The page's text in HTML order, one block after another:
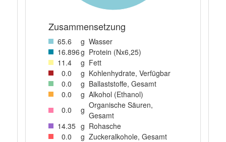
Zusammensetzung
65.6 g Wasser
16.896g Protein (Nx6,25)
11 .4 g Fett
0.0 g Kohlenhydrate, Verfügbar
0.0 g Ballaststoffe, Gesamt
0.0 g Alkohol (Ethanol)
0.0 g Organische Säuren,
Gesamt
14.35 g Rohasche
0.0 g Zuckeralkohole, Gesamt